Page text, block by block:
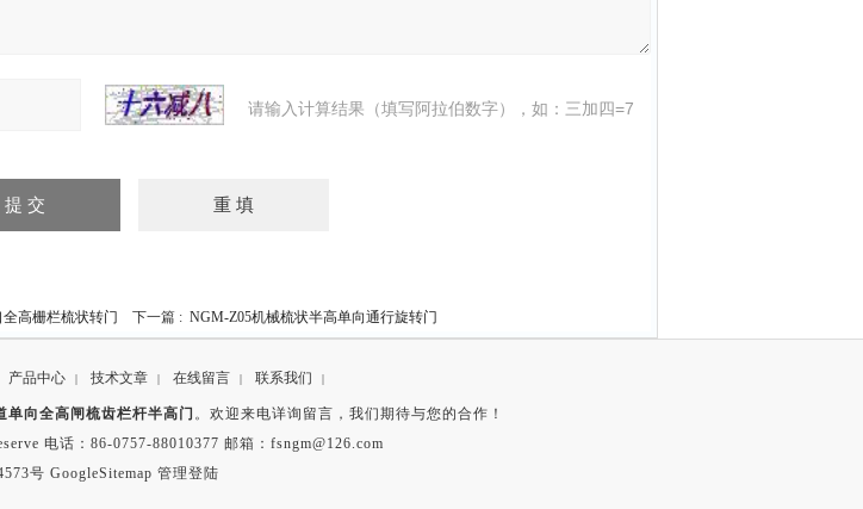
请输入计算结果（填写阿拉伯数字），如：三加四=7
高栅栏梳状转门 下一篇 : NGM-Z05机械梳状半高单向通行旋转门
产品中心 | 技术文章 | 在线留言 | 联系我们 |
单向全高闸梳齿栏杆半高门 。欢迎来电详询留言，我们期待与您的合作！
电话：86-0757-88010377 邮箱：fsngm@126.com
号 GoogleSitemap 管理登陆